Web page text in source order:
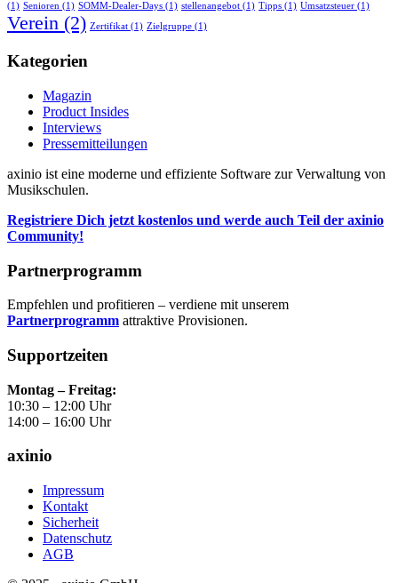
(1) Senioren (1) SOMM-Dealer-Days (1) stellenangebot (1) Tipps (1) Umsatzsteuer (1)
Verein (2) Zertifikat (1) Zielgruppe (1)
Kategorien
Magazin
Product Insides
Interviews
Pressemitteilungen
axinio ist eine moderne und effiziente Software zur Verwaltung von
Musikschulen.
Registriere Dich jetzt kostenlos und werde auch Teil der axinio
Community!
Partnerprogramm
Empfehlen und profitieren – verdiene mit unserem
Partnerprogramm attraktive Provisionen.
Supportzeiten
Montag – Freitag:
10:30 – 12:00 Uhr
14:00 – 16:00 Uhr
axinio
Impressum
Kontakt
Sicherheit
Datenschutz
AGB